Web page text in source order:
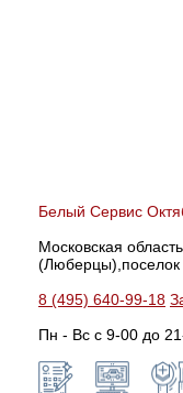
Белый Сервис
Московская
(Люберцы),поселок
8 (495) 640-99-18
Пн - Вс с 9-00 до